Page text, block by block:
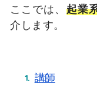
ここでは、 起業
介します。
講師